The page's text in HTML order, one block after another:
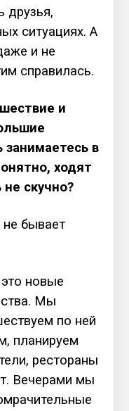
друзья,
ситуациях. А
и не
справилась.
и
в
ходят
скучно?
бывает
новые
Мы
по ней
планируем
рестораны
Вечерами мы